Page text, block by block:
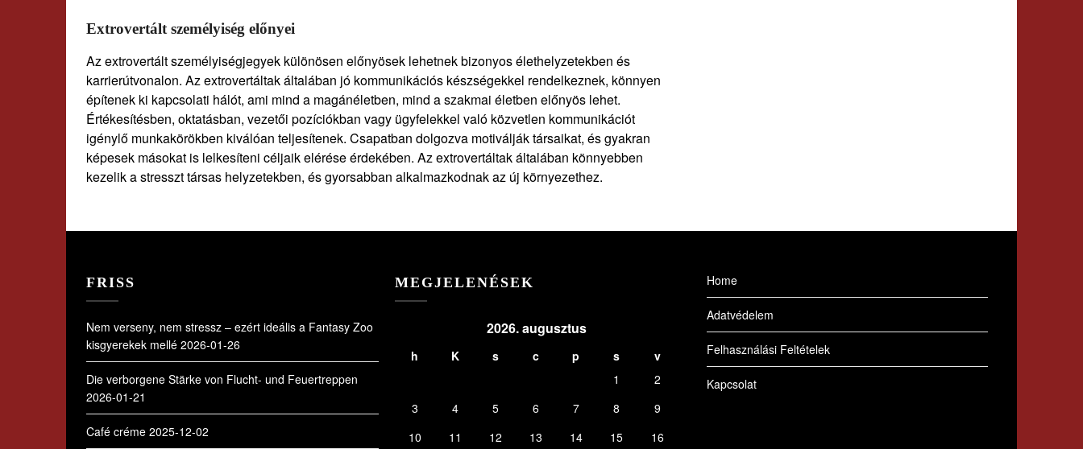
Extrovertált személyiség előnyei
Az extrovertált személyiségjegyek különösen előnyösek lehetnek bizonyos élethelyzetekben és
karrierútvonalon. Az extrovertáltak általában jó kommunikációs készségekkel rendelkeznek, könnyen
építenek ki kapcsolati hálót, ami mind a magánéletben, mind a szakmai életben előnyös lehet.
Értékesítésben, oktatásban, vezetői pozíciókban vagy ügyfelekkel való közvetlen kommunikációt
igénylő munkakörökben kiválóan teljesítenek. Csapatban dolgozva motiválják társaikat, és gyakran
képesek másokat is lelkesíteni céljaik elérése érdekében. Az extrovertáltak általában könnyebben
kezelik a stresszt társas helyzetekben, és gyorsabban alkalmazkodnak az új környezethez.
FRISS
Nem verseny, nem stressz – ezért ideális a Fantasy Zoo
kisgyerekek mellé 2026-01-26
Die verborgene Stärke von Flucht- und Feuertreppen
2026-01-21
Café créme 2025-12-02
MEGJELENÉSEK
2026. augusztus
h K s c p s
v
1
2
3
4 5 6 7 8
9
10
11 12 13 14 15 16
Home
Adatvédelem
Felhasználási Feltételek
Kapcsolat